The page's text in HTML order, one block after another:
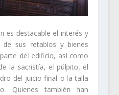
es destacable el interés y
de sus retablos y bienes
del edificio, así como
la sacristía, el púlpito, el
del juicio final o la talla
Quienes también han